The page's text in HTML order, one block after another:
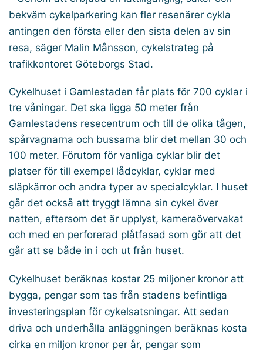
bekväm cykelparkering kan fler resenärer cykla
antingen den första eller den sista delen av sin
resa, säger Malin Månsson, cykelstrateg på
trafikkontoret Göteborgs Stad.
Cykelhuset i Gamlestaden får plats för 700 cyklar i
tre våningar. Det ska ligga 50 meter från
Gamlestadens resecentrum och till de olika tågen,
spårvagnarna och bussarna blir det mellan 30 och
100 meter. Förutom för vanliga cyklar blir det
platser för till exempel lådcyklar, cyklar med
släpkärror och andra typer av specialcyklar. I huset
går det också att tryggt lämna sin cykel över
natten, eftersom det är upplyst, kameraövervakat
och med en perforerad plåtfasad som gör att det
går att se både in i och ut från huset.
Cykelhuset beräknas kostar 25 miljoner kronor att
bygga, pengar som tas från stadens befintliga
investeringsplan för cykelsatsningar. Att sedan
driva och underhålla anläggningen beräknas kosta
cirka en miljon kronor per år, pengar som